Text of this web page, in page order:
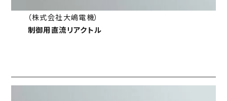
（株式会社大嶋電機）
制御用直流リアクトル